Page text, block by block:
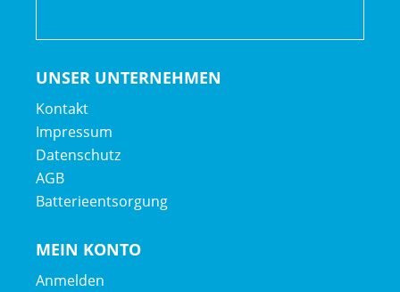
UNSER UNTERNEHMEN
Kontakt
Impressum
Datenschutz
AGB
Batterieentsorgung
MEIN KONTO
Anmelden